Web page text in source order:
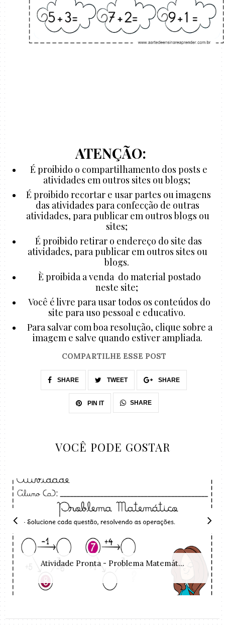
ATENÇÃO:
É proibido o compartilhamento dos posts e
atividades em outros sites ou blogs;
É proibido recortar e usar partes ou imagens
das atividades para confecção de outras
atividades, para publicar em outros blogs ou
sites;
É proibido retirar o endereço do site das
atividades, para publicar em outros sites ou
blogs.
È proibida a venda do material postado
neste site;
Você é livre para usar todos os conteúdos do
site para uso pessoal e educativo.
Para salvar com boa resolução, clique sobre a
imagem e salve quando estiver ampliada.
COMPARTILHE ESSE POST
SHARE TWEET SHARE
PIN IT SHARE
VOCÊ PODE GOSTAR
Atividade Pronta - Problema Matemát...